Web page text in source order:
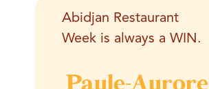
Abidjan Restaurant
Week is always a WIN.
Paule-Aurore